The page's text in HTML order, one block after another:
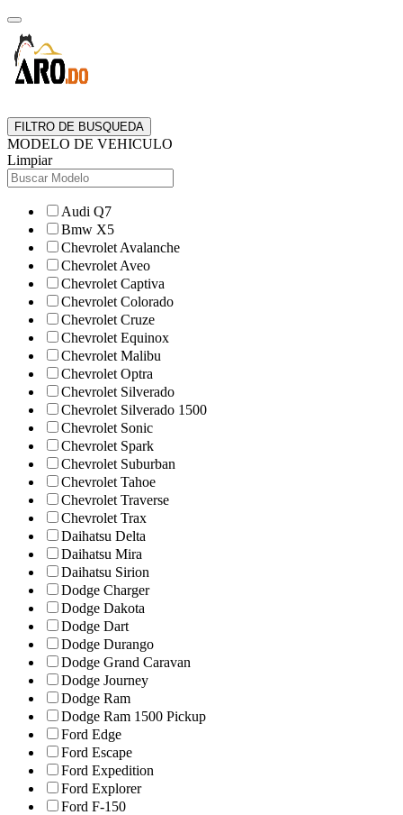
FILTRO DE BUSQUEDA
MODELO DE VEHICULO
Limpiar
Audi Q7
Bmw X5
Chevrolet Avalanche
Chevrolet Aveo
Chevrolet Captiva
Chevrolet Colorado
Chevrolet Cruze
Chevrolet Equinox
Chevrolet Malibu
Chevrolet Optra
Chevrolet Silverado
Chevrolet Silverado 1500
Chevrolet Sonic
Chevrolet Spark
Chevrolet Suburban
Chevrolet Tahoe
Chevrolet Traverse
Chevrolet Trax
Daihatsu Delta
Daihatsu Mira
Daihatsu Sirion
Dodge Charger
Dodge Dakota
Dodge Dart
Dodge Durango
Dodge Grand Caravan
Dodge Journey
Dodge Ram
Dodge Ram 1500 Pickup
Ford Edge
Ford Escape
Ford Expedition
Ford Explorer
Ford F-150